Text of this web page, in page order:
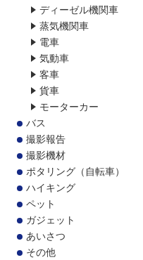
ディーゼル機関車
蒸気機関車
電車
気動車
客車
貨車
モーターカー
バス
撮影報告
撮影機材
ポタリング（自転車）
ハイキング
ペット
ガジェット
あいさつ
その他